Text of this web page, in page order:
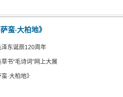
蛮·大柏地》
泽东诞辰120周年
草书“毛诗词”网上大展
蛮·大柏地》